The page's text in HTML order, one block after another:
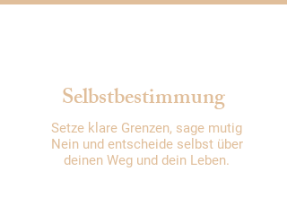
Selbstbestimmung
Setze klare Grenzen, sage mutig
Nein und entscheide selbst über
deinen Weg und dein Leben.